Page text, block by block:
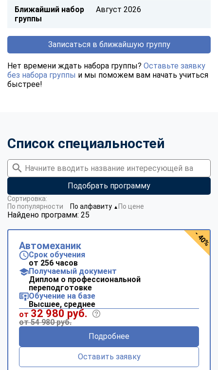
Ближайший набор
группы
Август 2026
Записаться в ближайшую группу
Нет времени ждать набора группы? Оставьте заявку
без набора группы и мы поможем вам начать учиться
быстрее!
Список специальностей
Подобрать программу
Найдено программ: 25
Сортировка:
По популярности
По алфавиту ▼ По цене
Автомеханик
Срок обучения
от 256 часов
Получаемый документ
Диплом о профессиональной
переподготовке
Обучение на базе
Высшее, среднее
от 32 980 руб.
от 54 980 руб.
Подробнее
Оставить заявку
- 40%